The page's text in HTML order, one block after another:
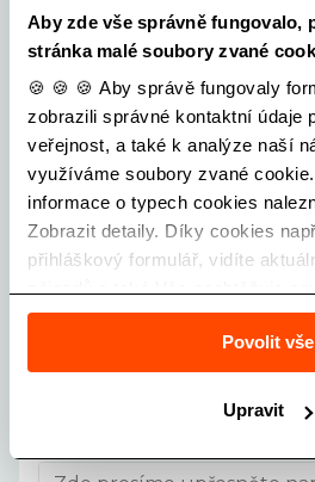
Aby zde vše správně fungovalo,
stránka malé soubory zvané
🍪 🍪 🍪 Aby správě fungovaly
zobrazili správné kontaktní údaje
veřejnost, a také k analýze naší
využíváme soubory zvané
informace o typech cookies
Zobrazit detaily. Díky cookies
přihláškový formulář, vidíte
Povolit vše
Upravit
-
POČET ŽÁKŮ DO
-
POČET PEDAGOGŮ
-
TŘÍDY (NAPŘ. 3.B, 4.C, ...)
VÝBĚR VELIKOSTI AUTOBUSU